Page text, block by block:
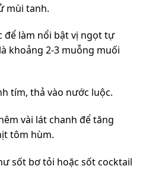
mùi tanh.
để làm nổi bật vị ngọt tự
khoảng 2-3 muỗng muối
tím, thả vào nước luộc.
vài lát chanh để tăng
tôm hùm.
sốt bơ tỏi hoặc sốt cocktail